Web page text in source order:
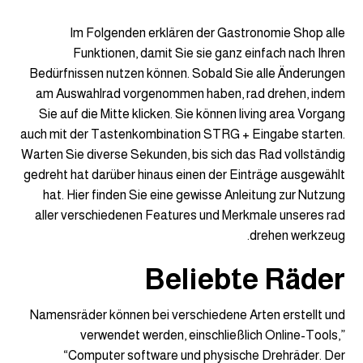
Im Folgenden erklären der Gastronomie Shop alle
Funktionen, damit Sie sie ganz einfach nach Ihren
Bedürfnissen nutzen können. Sobald Sie alle Änderungen
am Auswahlrad vorgenommen haben, rad drehen, indem
Sie auf die Mitte klicken. Sie können living area Vorgang
auch mit der Tastenkombination STRG + Eingabe starten.
Warten Sie diverse Sekunden, bis sich das Rad vollständig
gedreht hat darüber hinaus einen der Einträge ausgewählt
hat. Hier finden Sie eine gewisse Anleitung zur Nutzung
aller verschiedenen Features und Merkmale unseres rad
drehen werkzeug.
Beliebte Räder
Namensräder können bei verschiedene Arten erstellt und
verwendet werden, einschließlich Online-Tools,”
“Computer software und physische Drehräder. Der